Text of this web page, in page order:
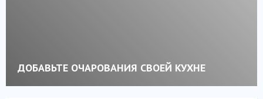
ДОБАВЬТЕ ОЧАРОВАНИЯ СВОЕЙ КУХНЕ